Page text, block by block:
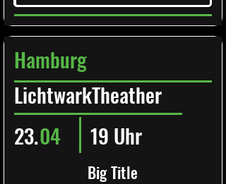
Hamburg
LichtwarkTheather
Big Title
23.04 19 Uhr